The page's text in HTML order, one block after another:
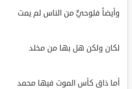
وأيضاً فلوحيٌّ من الناس لم يمت
لكان ولكن هل بها من مخلد
أما ذاق كأس الموت فيها محمد